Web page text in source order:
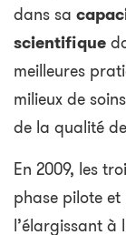
dans sa
scientifique
meilleures
milieux de
de la qualité
En 2009, les
phase pilote et
l’élargissant à